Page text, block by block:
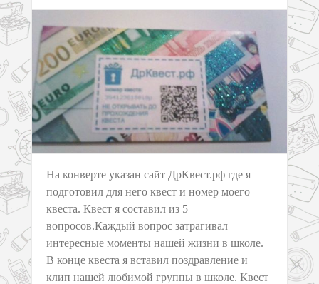
На конверте указан сайт ДрКвест.рф где я
подготовил для него квест и номер моего
квеста. Квест я составил из 5
вопросов.Каждый вопрос затрагивал
интересные моменты нашей жизни в школе.
В конце квеста я вставил поздравление и
клип нашей любимой группы в школе. Квест